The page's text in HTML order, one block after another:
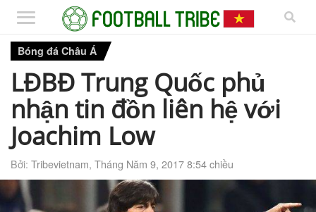
Bóng đá Châu Á
LĐBĐ Trung Quốc phủ
nhận tin đồn liên hệ với
Joachim Low
Bởi: Tribevietnam, Tháng Năm 9, 2017 8:54 chiều